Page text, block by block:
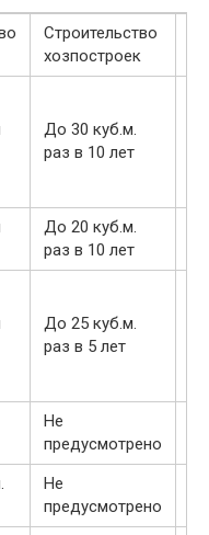
Строительство
хозпостроек
До 30 куб.м.
раз в 10 лет
До 20 куб.м.
раз в 10 лет
До 25 куб.м.
раз в 5 лет
Не
предусмотрено
Не
предусмотрено